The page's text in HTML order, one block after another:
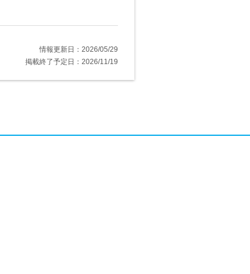
情報更新日：2026/05/29
掲載終了予定日：2026/11/19